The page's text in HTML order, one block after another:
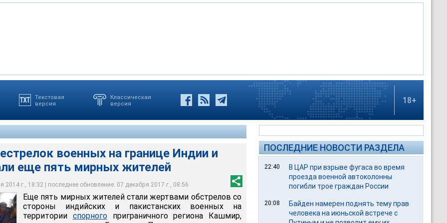
Текстовая
версия
Классическая
версия
18+
военных на границе Индии и
еще пять мирных жителей
2014 г., 18:32 | последнее обновление: 07 декабря 2017 г., 08:56
стали жертвами обстрелов со стороны индийских и
на территории спорного приграничного региона Кашмир,
тысячам человек пришлось покинуть свои дома и поселиться в
как заявили в индийском военном руководстве, войска
примерно 60 позиций дислокации войск
Еще пять мирных жителей стали жертвами обстрелов со
стороны индийских и пакистанских военных на
территории спорногоприграничного региона Кашмир,
ПОСЛЕДНИЕ НОВОСТИ РАЗДЕЛА
22:40
В ЦАР при взрыве фугаса во время
проезда военной автоколонны
погибли трое граждан России
20:08
Байден намерен поднять тему прав
человека на июньской встрече с